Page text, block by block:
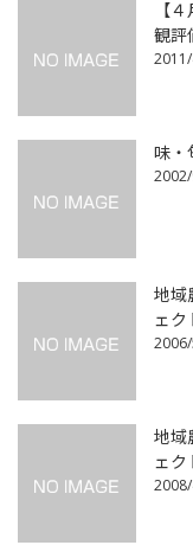
【
観評
味・
地域
ェク
地域
ェク